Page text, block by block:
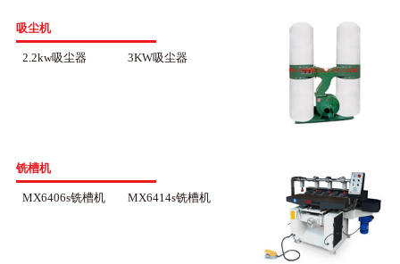
吸尘机
2.2kw吸尘器 3KW吸尘器
铣槽机
MX6406s铣槽机 MX6414s铣槽机